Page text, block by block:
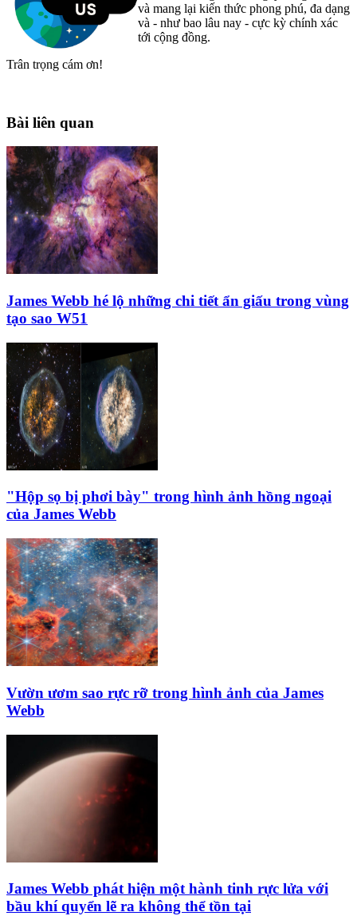
và mang lại kiến thức phong phú, đa dạng
và - như bao lâu nay - cực kỳ chính xác
tới cộng đồng.
Trân trọng cám ơn!
Bài liên quan
James Webb hé lộ những chi tiết ẩn giấu trong vùng
tạo sao W51
"Hộp sọ bị phơi bày" trong hình ảnh hồng ngoại
của James Webb
Vườn ươm sao rực rỡ trong hình ảnh của James
Webb
James Webb phát hiện một hành tinh rực lửa với
bầu khí quyển lẽ ra không thể tồn tại